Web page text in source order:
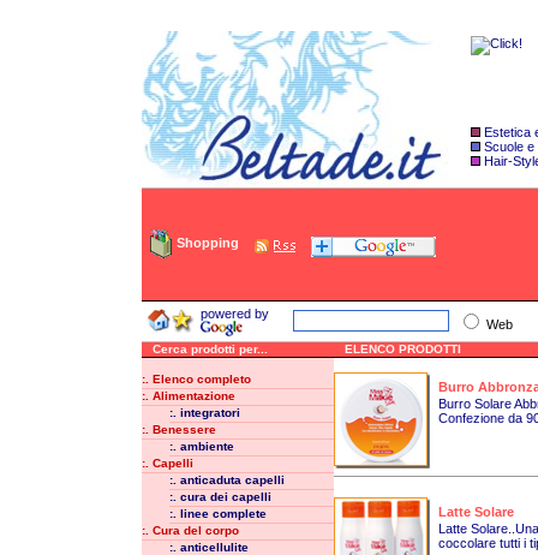
Estetica
Scuole e
Hair-
Shopping
powered by
Web
Cerca prodotti per...
:. Elenco completo
:. Alimentazione
:. integratori
:. Benessere
:. ambiente
:. Capelli
:. anticaduta capelli
:. cura dei capelli
:. linee complete
:. Cura del corpo
:. anticellulite
ELENCO PRODOTTI
Burro
Burro Solare
Confezione da
Latte Solare
Latte
coccolare tutti i